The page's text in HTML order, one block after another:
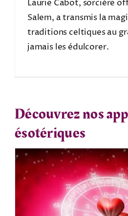
Laurie Cabot, sorcière
Salem, a transmis la
traditions celtiques au
jamais les édulcorer.
Découvrez nos
ésotériques